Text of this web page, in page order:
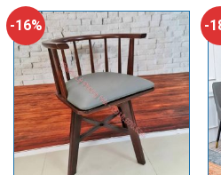
4,370,000₫.
-16% -